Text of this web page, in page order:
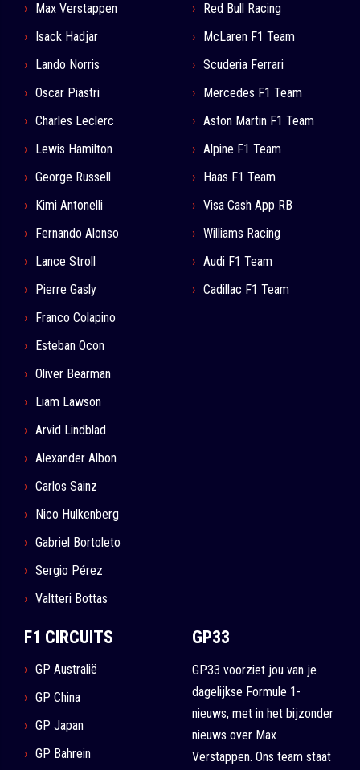
Max Verstappen
Isack Hadjar
Lando Norris
Oscar Piastri
Charles Leclerc
Lewis Hamilton
George Russell
Kimi Antonelli
Fernando Alonso
Lance Stroll
Pierre Gasly
Franco Colapino
Esteban Ocon
Oliver Bearman
Liam Lawson
Arvid Lindblad
Alexander Albon
Carlos Sainz
Nico Hulkenberg
Gabriel Bortoleto
Sergio Pérez
Valtteri Bottas
Red Bull Racing
McLaren F1 Team
Scuderia Ferrari
Mercedes F1 Team
Aston Martin F1 Team
Alpine F1 Team
Haas F1 Team
Visa Cash App RB
Williams Racing
Audi F1 Team
Cadillac F1 Team
F1 CIRCUITS
GP Australië
GP China
GP Japan
GP Bahrein
GP33
GP33 voorziet jou van je
dagelijkse Formule 1-
nieuws, met in het bijzonder
nieuws over Max
Verstappen. Ons team staat